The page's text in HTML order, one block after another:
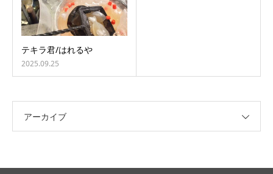
テキラ君/はれるや
2025.09.25
アーカイブ